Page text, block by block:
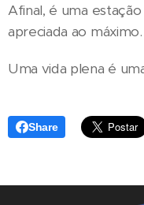
Afinal, é uma
apreciada ao máximo.
Uma vida plena é
Share